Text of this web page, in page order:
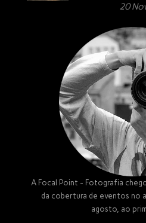
20
A Focal Point - Fotografia
da cobertura de eventos no
agosto, ao